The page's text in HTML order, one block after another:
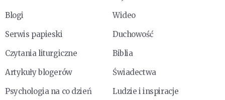
Blogi
Wideo
Serwis papieski
Duchowość
Czytania liturgiczne
Biblia
Artykuły blogerów
Świadectwa
Psychologia na co dzień
Ludzie i inspiracje